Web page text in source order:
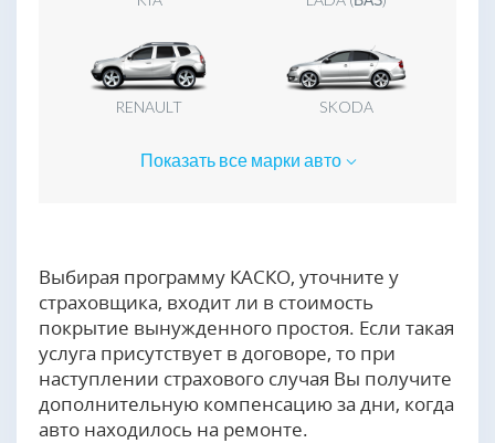
Выбирая программу КАСКО, уточните у
страховщика, входит ли в стоимость
покрытие вынужденного простоя. Если такая
услуга присутствует в договоре, то при
наступлении страхового случая Вы получите
дополнительную компенсацию за дни, когда
авто находилось на ремонте.